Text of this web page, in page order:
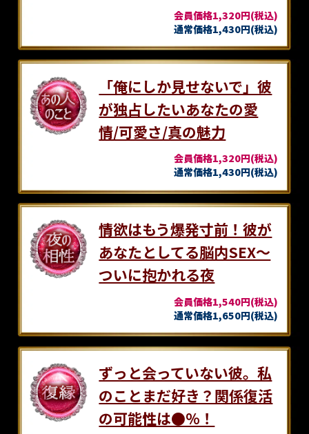
会員価格1,320円(税込)
通常価格1,430円(税込)
「俺にしか見せないで」彼
が独占したいあなたの愛
情/可愛さ/真の魅力
会員価格1,320円(税込)
通常価格1,430円(税込)
情欲はもう爆発寸前！彼が
あなたとしてる脳内SEX～
ついに抱かれる夜
会員価格1,540円(税込)
通常価格1,650円(税込)
ずっと会っていない彼。私
のことまだ好き？関係復活
の可能性は●％！